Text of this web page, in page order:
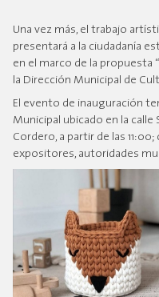
Una vez más, el trabajo
presentará a la ciudadanía
en el marco de la propuesta
la Dirección Municipal de
El evento de inauguración
Municipal ubicado en la calle
Cordero, a partir de las
expositores, autoridades